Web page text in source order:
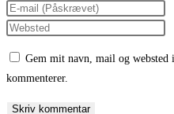
your
name
comment
Enter
your
comment
Enter
(optional)
Gem mit navn, mail og websted
kommenterer.